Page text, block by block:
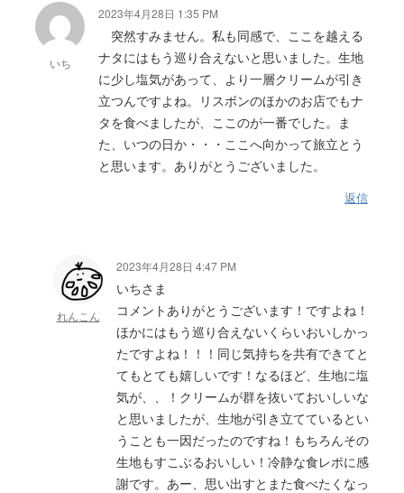
いち
2023年4月28日 1:35 PM
突然すみません。私も同感で、ここを越える
ナタにはもう巡り合えないと思いました。生地
に少し塩気があって、より一層クリームが引き
立つんですよね。リスボンのほかのお店でもナ
タを食べましたが、ここのが一番でした。ま
た、いつの日か・・・ここへ向かって旅立とう
と思います。ありがとうございました。
返信
れんこん
2023年4月28日 4:47 PM
いちさま
コメントありがとうございます！ですよね！
ほかにはもう巡り合えないくらいおいしかっ
たですよね！！！同じ気持ちを共有できてと
てもとても嬉しいです！なるほど、生地に塩
気が、、！クリームが群を抜いておいしいな
と思いましたが、生地が引き立てているとい
うことも一因だったのですね！もちろんその
生地もすこぶるおいしい！冷静な食レポに感
謝です。あー、思い出すとまた食べたくなっ